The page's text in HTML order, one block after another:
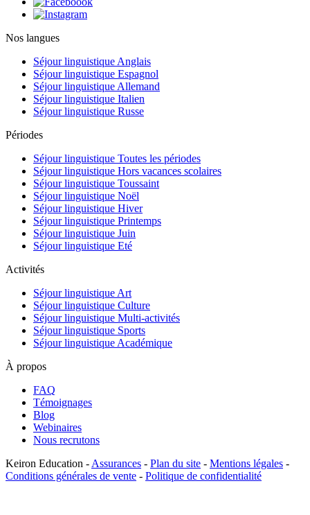
Nos langues
Séjour linguistique Anglais
Séjour linguistique Espagnol
Séjour linguistique Allemand
Séjour linguistique Italien
Séjour linguistique Russe
Périodes
Séjour linguistique Toutes les périodes
Séjour linguistique Hors vacances scolaires
Séjour linguistique Toussaint
Séjour linguistique Noël
Séjour linguistique Hiver
Séjour linguistique Printemps
Séjour linguistique Juin
Séjour linguistique Eté
Activités
Séjour linguistique Art
Séjour linguistique Culture
Séjour linguistique Multi-activités
Séjour linguistique Sports
Séjour linguistique Académique
À propos
FAQ
Témoignages
Blog
Webinaires
Nous recrutons
Keiron Education - Assurances - Plan du site - Mentions légales -
Conditions générales de vente - Politique de confidentialité